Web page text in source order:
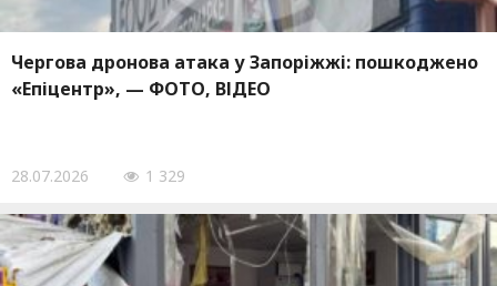
Чергова дронова атака у Запоріжжі: пошкоджено
«Епіцентр», — ФОТО, ВІДЕО
28.07.2026 1 329